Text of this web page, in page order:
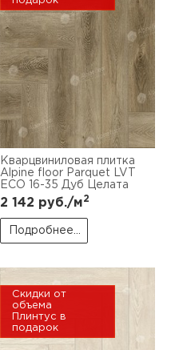
Кварцвиниловая плитка
Alpine floor Parquet LVT
ECO 16-35 Дуб Целата
2 142 руб./м2
Подробнее...
Скидки от
объема
Плинтус в
подарок